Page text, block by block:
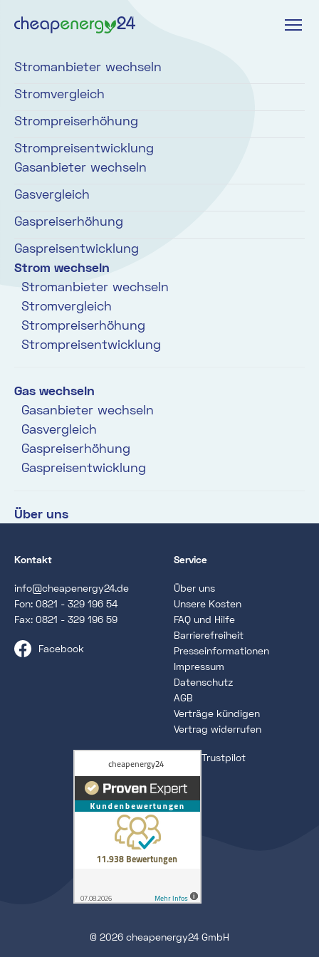
Stromanbieter wechseln
Stromvergleich
Strompreiserhöhung
Strompreisentwicklung
Gasanbieter wechseln
Gasvergleich
Gaspreiserhöhung
Gaspreisentwicklung
Strom wechseln
Stromanbieter wechseln
Stromvergleich
Strompreiserhöhung
Strompreisentwicklung
Gas wechseln
Gasanbieter wechseln
Gasvergleich
Gaspreiserhöhung
Gaspreisentwicklung
Über uns
Kontakt
info@cheapenergy24.de
Fon: 0821 - 329 196 54
Fax: 0821 - 329 196 59
Facebook
Service
Über uns
Unsere Kosten
FAQ und Hilfe
Barrierefreiheit
Presseinformationen
Impressum
Datenschutz
AGB
Verträge kündigen
Vertrag widerrufen
Trustpilot
© 2026 cheapenergy24 GmbH